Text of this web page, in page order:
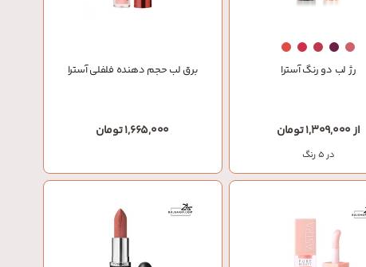
رژ لب دو رنگ آسترا
از 1,309,000 تومان
در 5 رنگ
برق لب حجم دهنده فلفلی آسترا
1,665,000 تومان